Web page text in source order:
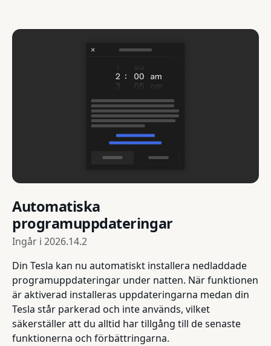
Automatiska
programuppdateringar
Ingår i 2026.14.2
Din Tesla kan nu automatiskt installera nedladdade
programuppdateringar under natten. När funktionen
är aktiverad installeras uppdateringarna medan din
Tesla står parkerad och inte används, vilket
säkerställer att du alltid har tillgång till de senaste
funktionerna och förbättringarna.